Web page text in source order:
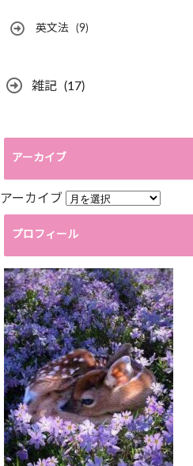
英文法 (9)
雑記 (17)
アーカイブ
アーカイブ
プロフィール